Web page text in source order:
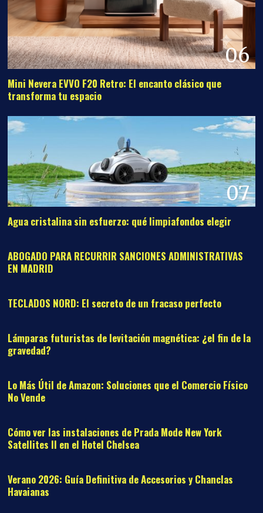
06
Mini Nevera EVVO F20 Retro: El encanto clásico que
transforma tu espacio
07
Agua cristalina sin esfuerzo: qué limpiafondos elegir08
ABOGADO PARA RECURRIR SANCIONES ADMINISTRATIVAS
EN MADRID
TECLADOS NORD: El secreto de un fracaso perfecto
Lámparas futuristas de levitación magnética: ¿el fin de la
gravedad?
Lo Más Útil de Amazon: Soluciones que el Comercio Físico
No Vende
Cómo ver las instalaciones de Prada Mode New York
Satellites II en el Hotel Chelsea
Verano 2026: Guía Definitiva de Accesorios y Chanclas
Havaianas